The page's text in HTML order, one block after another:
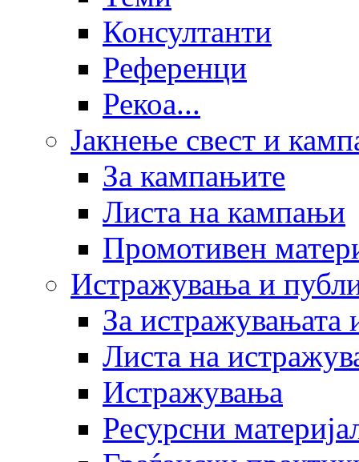
Консултанти
Референци
Рекоа...
Јакнење свест и
За кампањите
Листа на кампањи
Промотивен
Истражувања и
За истражувањата
Листа на
Истражувања
Ресурсни